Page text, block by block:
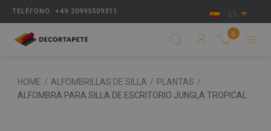
TELÉFONO: +49 20995509311 ES
0
HOME / ALFOMBRILLAS DE SILLA / PLANTAS /
ALFOMBRA PARA SILLA DE ESCRITORIO JUNGLA TROPICAL